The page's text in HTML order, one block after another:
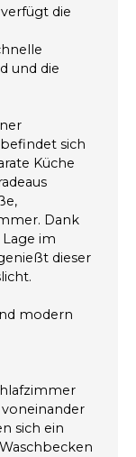
die
und die
sich
Küche
Dank
im
dieser
modern
sich ein